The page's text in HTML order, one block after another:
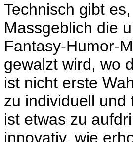
Technisch gibt
Massgeblich die
Fantasy-Humor-
gewalzt wird, wo
ist nicht erste
zu individuell und
ist etwas zu
innovativ, wie